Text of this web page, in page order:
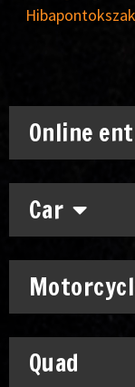
Online
Car
Quad